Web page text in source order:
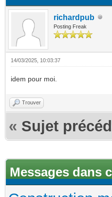
richardpub
Posting Freak
14/03/2025, 10:03:37
idem pour moi.
Trouver
« Sujet
Messages dans